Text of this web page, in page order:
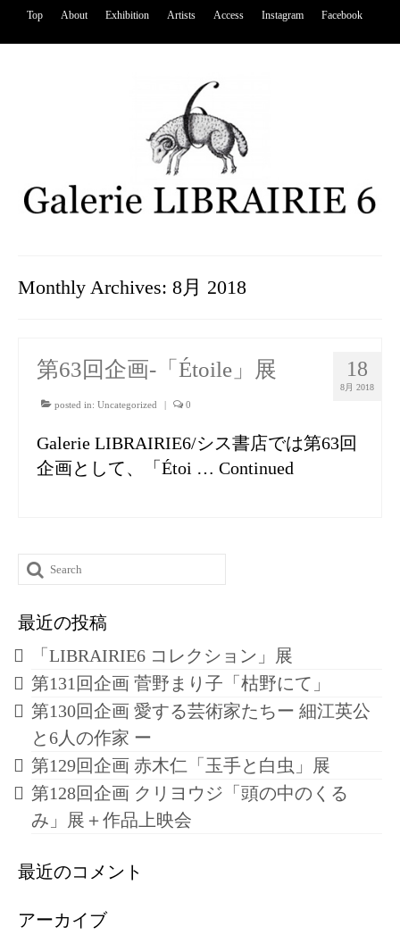
Top About Exhibition Artists Access Instagram Facebook
Monthly Archives: 8月 2018
18
8月 2018
第63回企画-「Étoile」展
posted in: Uncategorized | 0
Galerie LIBRAIRIE6/シス書店では第63回
企画として、「Étoi … Continued
Search
for:
最近の投稿
「LIBRAIRIE6 コレクション」展
第131回企画 菅野まり子「枯野にて」
第130回企画 愛する芸術家たちー 細江英公
と6人の作家 ー
第129回企画 赤木仁「玉手と白虫」展
第128回企画 クリヨウジ「頭の中のくる
み」展＋作品上映会
最近のコメント
アーカイブ